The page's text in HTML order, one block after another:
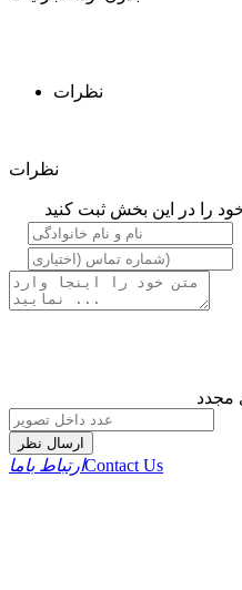
نظرات
نظرات
را در این بخش ثبت کنید
مجدد
ارسال نظر
ارتباط باماContact Us